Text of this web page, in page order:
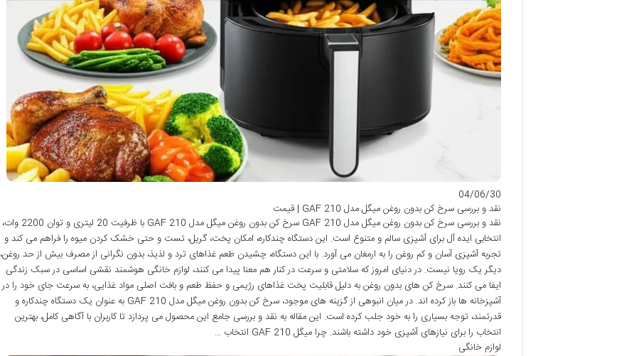
04/06/30
نقد و بررسی سرخ کن بدون روغن میگل مدل GAF 210 | قیمت
نقد و بررسی سرخ کن بدون روغن میگل مدل GAF 210 سرخ کن بدون روغن میگل مدل GAF 210 با ظرفیت 20 لیتری و توان 2200 وات،
انتخابی ایده آل برای آشپزی سالم و متنوع است. این دستگاه چندکاره، امکان پخت، گریل، تست و حتی خشک کردن میوه را فراهم می کند و
تجربه آشپزی آسان و کم روغن را به ارمغان می آورد. با این دستگاه، چشیدن طعم غذاهای ترد و لذیذ، بدون نگرانی از مصرف بیش از حد روغن،
دیگر یک رویا نیست. در دنیای امروز که سلامتی و سرعت در کنار هم معنا پیدا می کنند، لوازم خانگی هوشمند نقشی اساسی در سبک زندگی
ایفا می کنند. سرخ کن های بدون روغن به دلیل قابلیت پخت غذاهای رژیمی و حفظ طعم و بافت اصلی مواد غذایی، به سرعت جای خود را در
آشپزخانه ها باز کرده اند. در میان انبوهی از گزینه های موجود، سرخ کن بدون روغن میگل مدل GAF 210 به عنوان یک دستگاه چندکاره و
قدرتمند، توجه بسیاری را به خود جلب کرده است. این مقاله به نقد و بررسی جامع این محصول می پردازد تا کاربران با آگاهی کامل، بهترین
انتخاب را برای نیازهای آشپزی خود داشته باشند. چرا میگل GAF 210 انتخاب …
لوازم خانگی